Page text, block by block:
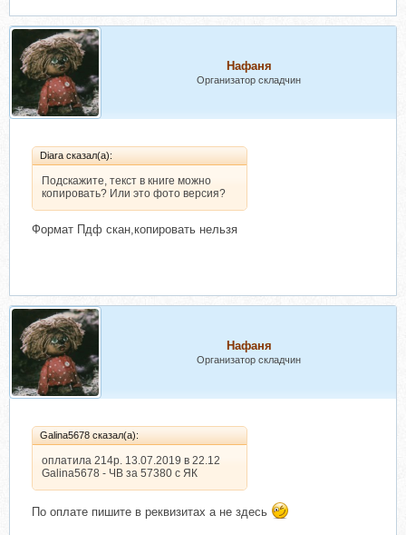
Нафаня
Организатор складчин
Diara сказал(а):
Подскажите, текст в книге можно
копировать? Или это фото версия?
Формат Пдф скан,копировать нельзя
Нафаня
Организатор складчин
Galina5678 сказал(а):
оплатила 214р. 13.07.2019 в 22.12
Galina5678 - ЧВ за 57380 с ЯК
По оплате пишите в реквизитах а не здесь